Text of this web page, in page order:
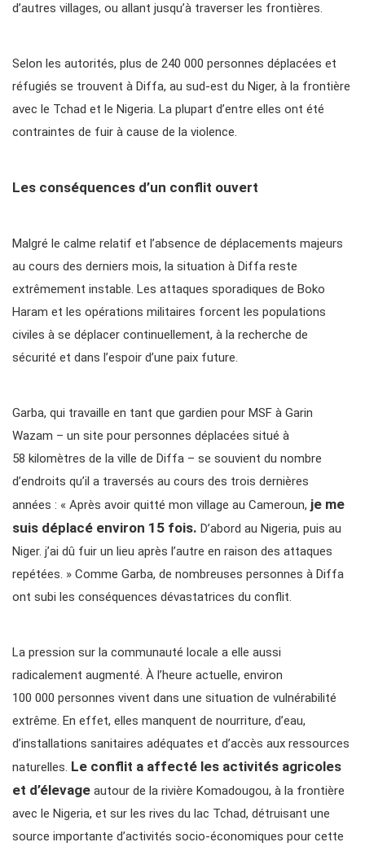
d’autres villages, ou allant jusqu’à traverser les frontières.
Selon les autorités, plus de 240 000 personnes déplacées et
réfugiés se trouvent à Diffa, au sud-est du Niger, à la frontière
avec le Tchad et le Nigeria. La plupart d’entre elles ont été
contraintes de fuir à cause de la violence.
Les conséquences d’un conflit ouvert
Malgré le calme relatif et l’absence de déplacements majeurs
au cours des derniers mois, la situation à Diffa reste
extrêmement instable. Les attaques sporadiques de Boko
Haram et les opérations militaires forcent les populations
civiles à se déplacer continuellement, à la recherche de
sécurité et dans l’espoir d’une paix future.
Garba, qui travaille en tant que gardien pour MSF à Garin
Wazam – un site pour personnes déplacées situé à
58 kilomètres de la ville de Diffa – se souvient du nombre
d’endroits qu’il a traversés au cours des trois dernières
années : « Après avoir quitté mon village au Cameroun, je me
suis déplacé environ 15 fois. D’abord au Nigeria, puis au
Niger. j’ai dû fuir un lieu après l’autre en raison des attaques
repétées. » Comme Garba, de nombreuses personnes à Diffa
ont subi les conséquences dévastatrices du conflit.
La pression sur la communauté locale a elle aussi
radicalement augmenté. À l’heure actuelle, environ
100 000 personnes vivent dans une situation de vulnérabilité
extrême. En effet, elles manquent de nourriture, d’eau,
d’installations sanitaires adéquates et d’accès aux ressources
naturelles. Le conflit a affecté les activités agricoles
et d’élevage autour de la rivière Komadougou, à la frontière
avec le Nigeria, et sur les rives du lac Tchad, détruisant une
source importante d’activités socio-économiques pour cette